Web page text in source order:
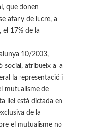
que donen
afany de lucre, a
el 17% de la
10/2003,
social, atribueix a la
la representació i
mutualisme de
llei està dictada en
de la
el mutualisme no